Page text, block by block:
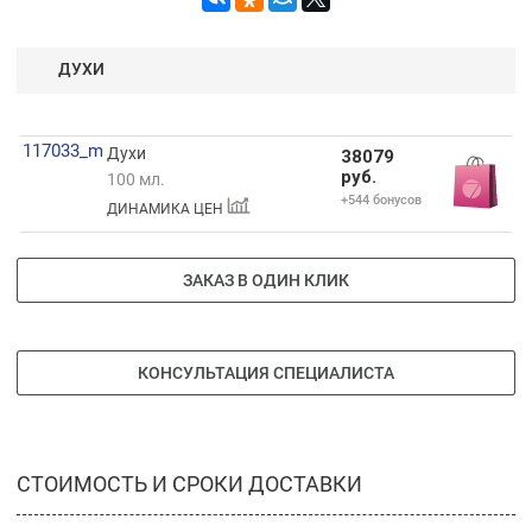
и насыщенным он становится.
ДУХИ
117033_m Духи
100 мл.
ДИНАМИКА ЦЕН
38079
руб.
+544 бонусов
ЗАКАЗ В ОДИН КЛИК
КОНСУЛЬТАЦИЯ СПЕЦИАЛИСТА
СТОИМОСТЬ И СРОКИ ДОСТАВКИ